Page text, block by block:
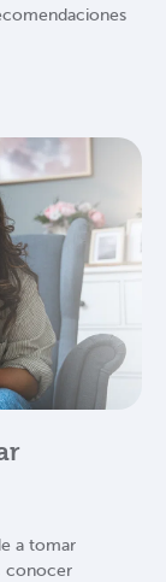
a tomar
conocer